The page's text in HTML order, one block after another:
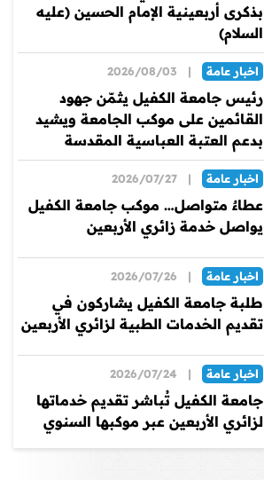
بذكرى أربعينية الإمام الحسين (عليه
السلام)
اخبار عامة |
2026/08/03
رئيس جامعة الكفيل يثمّن جهود
القائمين على موكب الجامعة ويشيد
بدعم العتبة العباسية المقدسة
اخبار عامة |
2026/07/27
عطاءٌ متواصل… موكب جامعة الكفيل
يواصل خدمة زائري الأربعين
اخبار عامة |
2026/07/26
طلبة جامعة الكفيل يشاركون في
تقديم الخدمات الطبية لزائري الأربعين
اخبار عامة |
2026/07/24
جامعة الكفيل تُباشر تقديم خدماتها
لزائري الأربعين عبر موكبها السنوي